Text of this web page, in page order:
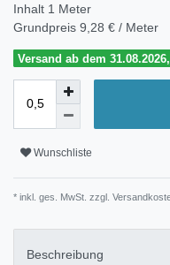
Inhalt 1 Meter
Grundpreis 9,28 € / Meter
Versand ab dem
Wunschliste
* inkl. ges. MwSt. zzgl.
Beschreibung